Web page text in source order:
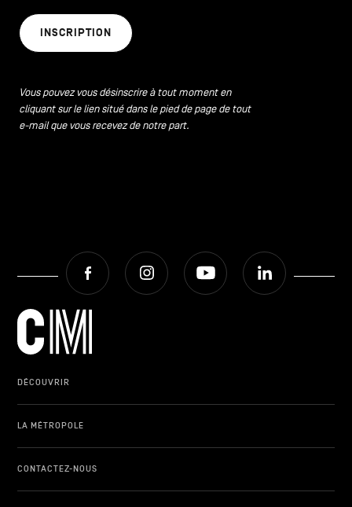
INSCRIPTION
Vous pouvez vous désinscrire à tout moment en
cliquant sur le lien situé dans le pied de page de tout
e-mail que vous recevez de notre part.
Facebook Instagram Youtube
DÉCOUVRIR
LA MÉTROPOLE
CONTACTEZ-NOUS